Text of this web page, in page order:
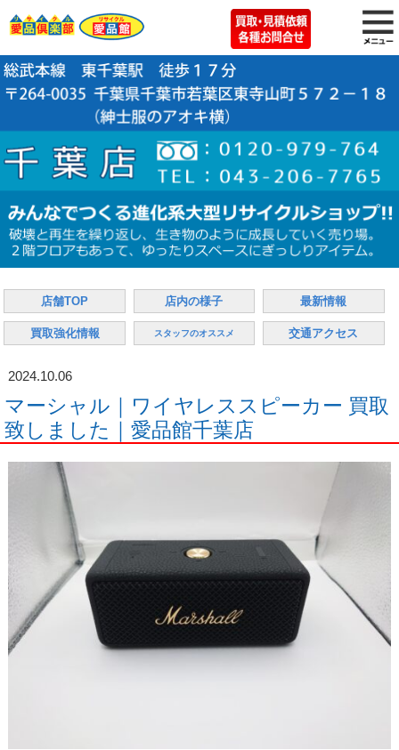
店舗TOP 店内の様子 最新情報
買取強化情報 スタッフのオススメ 交通アクセス
2024.10.06
マーシャル｜ワイヤレススピーカー 買取
致しました｜愛品館千葉店